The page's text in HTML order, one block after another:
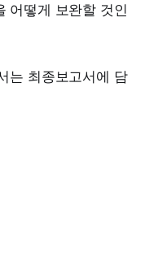
어떻게 보완할 것인
는 최종보고서에 담